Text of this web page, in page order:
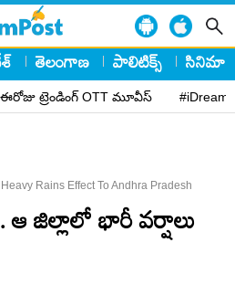
తెలంగాణ పాలిటిక్స్ సినిమా
ట్రెండింగ్ OTT మూవీస్
Heavy Rains Effect To Andhra Pradesh
ఆ జిల్లాలో భారీ వర్షాలు